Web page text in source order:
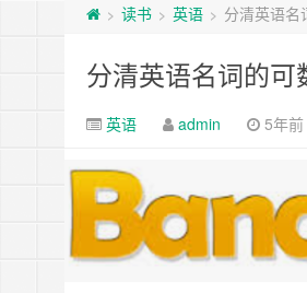
> 读书 > 英语 > 分清英语名
分清英语名词的可
英语 admin 5年